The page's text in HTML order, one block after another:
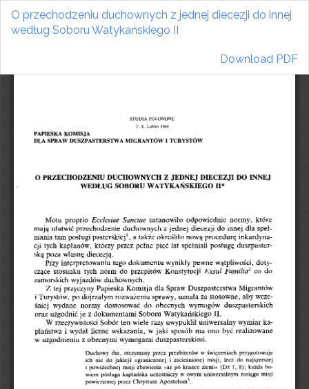
Return
Article
O przechodzeniu duchownych z jednej diecezji do innej
według Soboru Watykańskiego II
Download
Download PDF